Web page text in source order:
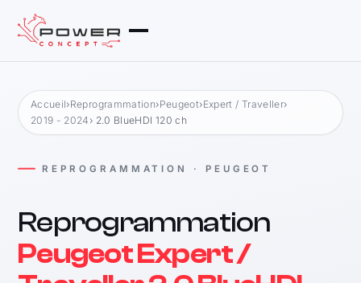
Accueil›Reprogrammation›Peugeot›Expert / Traveller›
2019 - 2024 › 2.0 BlueHDI 120 ch
REPROGRAMMATION · PEUGEOT
Reprogrammation
Peugeot Expert /